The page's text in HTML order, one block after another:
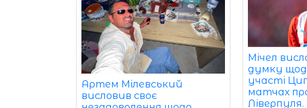
Артем Мілевський
висловив своє
Мічел
думку
участі
матчах
Ліверпуля.